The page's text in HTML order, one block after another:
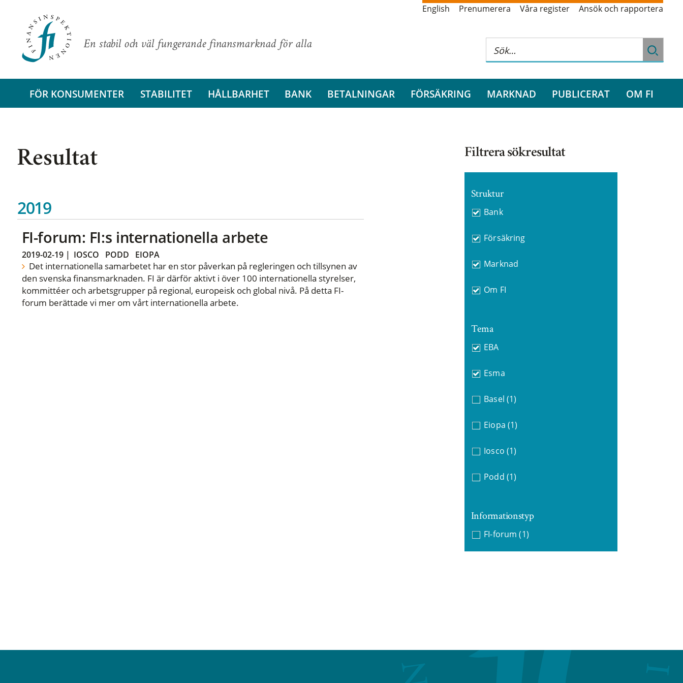
En stabil och väl fungerande finansmarknad för alla
English Prenumerera Våra register Ansök och rapportera
FÖR KONSUMENTER STABILITET HÅLLBARHET BANK BETALNINGAR FÖRSÄKRING MARKNAD PUBLICERAT OM FI
Resultat
2019
FI-forum: FI:s internationella arbete
2019-02-19| IOSCO PODD EIOPA
Det internationella samarbetet har en stor påverkan på regleringen och tillsynen av
den svenska finansmarknaden. FI är därför aktivt i över 100 internationella styrelser,
kommittéer och arbetsgrupper på regional, europeisk och global nivå. På detta FI-
forum berättade vi mer om vårt internationella arbete.
Filtrera sökresultat
Struktur
Bank
Försäkring
Marknad
Om FI
Tema
EBA
Esma
Basel (1)
Eiopa (1)
Iosco (1)
Podd (1)
Informationstyp
FI-forum (1)